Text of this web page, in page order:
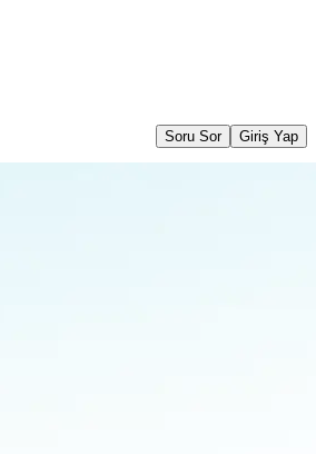
Soru Sor Giriş Yap